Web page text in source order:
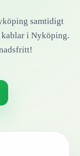
samtidigt
kablar i Nyköping.